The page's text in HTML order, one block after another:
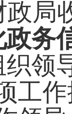
政局
政务
领
工